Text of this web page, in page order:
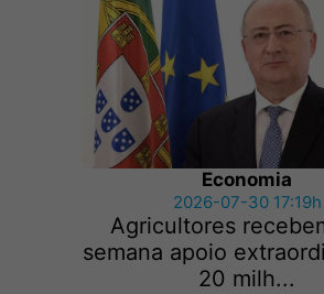
Economia
2026-07-30 17:19h
Agricultores
semana apoio
20 milh...